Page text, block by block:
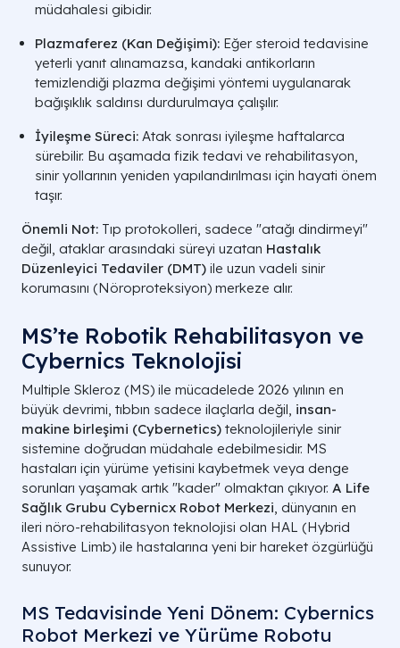
müdahalesi gibidir.
Plazmaferez (Kan Değişimi): Eğer steroid tedavisine
yeterli yanıt alınamazsa, kandaki antikorların
temizlendiği plazma değişimi yöntemi uygulanarak
bağışıklık saldırısı durdurulmaya çalışılır.
İyileşme Süreci: Atak sonrası iyileşme haftalarca
sürebilir. Bu aşamada fizik tedavi ve rehabilitasyon,
sinir yollarının yeniden yapılandırılması için hayati önem
taşır.
Önemli Not: Tıp protokolleri, sadece "atağı dindirmeyi"
değil, ataklar arasındaki süreyi uzatan Hastalık
Düzenleyici Tedaviler (DMT) ile uzun vadeli sinir
korumasını (Nöroproteksiyon) merkeze alır.
MS’te Robotik Rehabilitasyon ve
Cybernics Teknolojisi
Multiple Skleroz (MS) ile mücadelede 2026 yılının en
büyük devrimi, tıbbın sadece ilaçlarla değil, insan-
makine birleşimi (Cybernetics) teknolojileriyle sinir
sistemine doğrudan müdahale edebilmesidir. MS
hastaları için yürüme yetisini kaybetmek veya denge
sorunları yaşamak artık "kader" olmaktan çıkıyor. A Life
Sağlık Grubu Cybernicx Robot Merkezi, dünyanın en
ileri nöro-rehabilitasyon teknolojisi olan HAL (Hybrid
Assistive Limb) ile hastalarına yeni bir hareket özgürlüğü
sunuyor.
MS Tedavisinde Yeni Dönem: Cybernics
Robot Merkezi ve Yürüme Robotu